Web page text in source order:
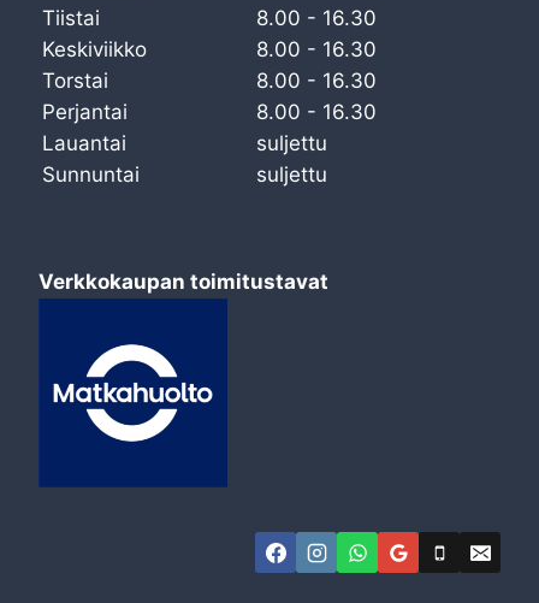
Tiistai
8.00 - 16.30
Keskiviikko
8.00 - 16.30
Torstai
8.00 - 16.30
Perjantai
8.00 - 16.30
Lauantai
suljettu
Sunnuntai
suljettu
Verkkokaupan toimitustavat